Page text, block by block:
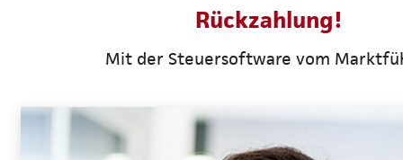
Rückzahlung!
Mit der Steuersoftware vom